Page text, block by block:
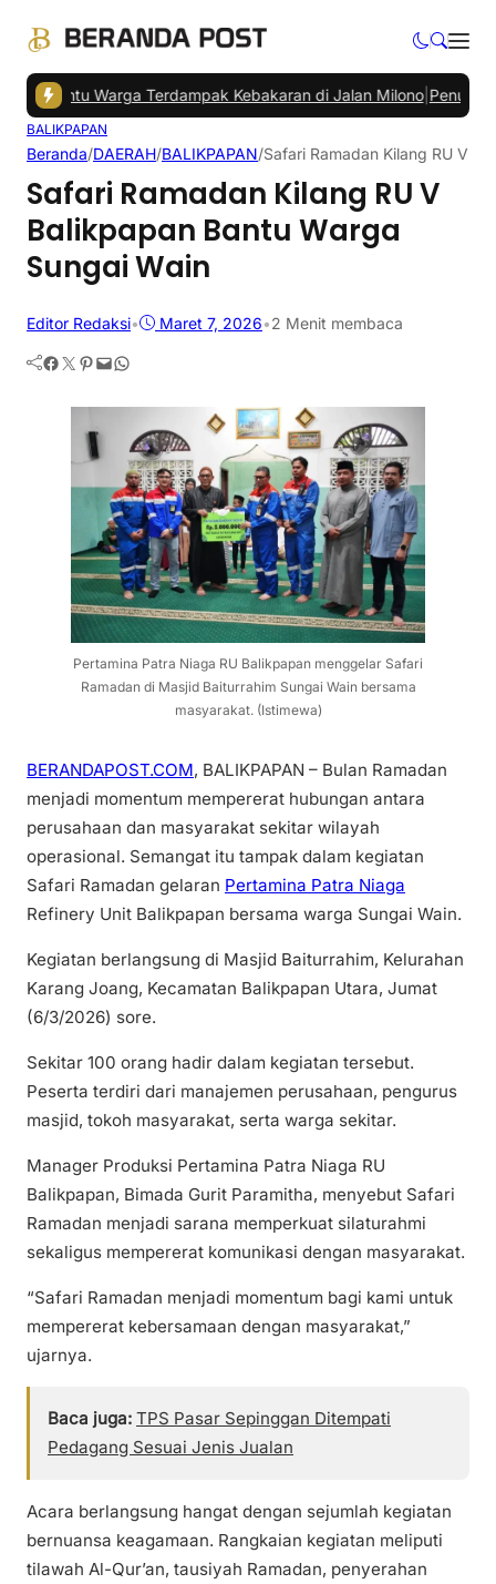
Warga Terdampak Kebakaran di Jalan Milono |Penumpang
BALIKPAPAN
Beranda/DAERAH/BALIKPAPAN/Safari Ramadan Kilang RU V
Safari Ramadan Kilang RU V
Balikpapan Bantu Warga
Sungai Wain
Editor Redaksi• Maret 7, 2026•2 Menit membaca
Facebook Twitter Pinterest Mail WhatsApp
Pertamina Patra Niaga RU Balikpapan menggelar Safari
Ramadan di Masjid Baiturrahim Sungai Wain bersama
masyarakat. (Istimewa)
BERANDAPOST.COM, BALIKPAPAN – Bulan Ramadan
menjadi momentum mempererat hubungan antara
perusahaan dan masyarakat sekitar wilayah
operasional. Semangat itu tampak dalam kegiatan
Safari Ramadan gelaran Pertamina Patra Niaga
Refinery Unit Balikpapan bersama warga Sungai Wain.
Kegiatan berlangsung di Masjid Baiturrahim, Kelurahan
Karang Joang, Kecamatan Balikpapan Utara, Jumat
(6/3/2026) sore.
Sekitar 100 orang hadir dalam kegiatan tersebut.
Peserta terdiri dari manajemen perusahaan, pengurus
masjid, tokoh masyarakat, serta warga sekitar.
Manager Produksi Pertamina Patra Niaga RU
Balikpapan, Bimada Gurit Paramitha, menyebut Safari
Ramadan menjadi sarana memperkuat silaturahmi
sekaligus mempererat komunikasi dengan masyarakat.
“Safari Ramadan menjadi momentum bagi kami untuk
mempererat kebersamaan dengan masyarakat,”
ujarnya.
Baca juga: TPS Pasar Sepinggan Ditempati
Pedagang Sesuai Jenis Jualan
Acara berlangsung hangat dengan sejumlah kegiatan
bernuansa keagamaan. Rangkaian kegiatan meliputi
tilawah Al-Qur’an, tausiyah Ramadan, penyerahan